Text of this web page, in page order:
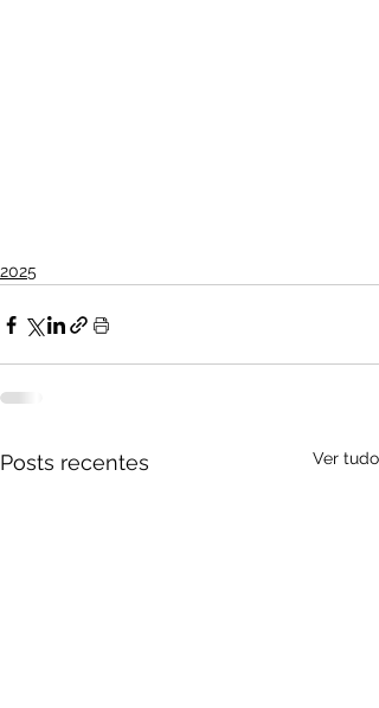
2025
Posts recentes Ver tudo